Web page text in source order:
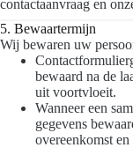
contactaanvraag en
5. Bewaartermijn
Wij bewaren uw
bewaard na de
uit voortvloeit.
Wanneer een
gegevens
overeenkomst